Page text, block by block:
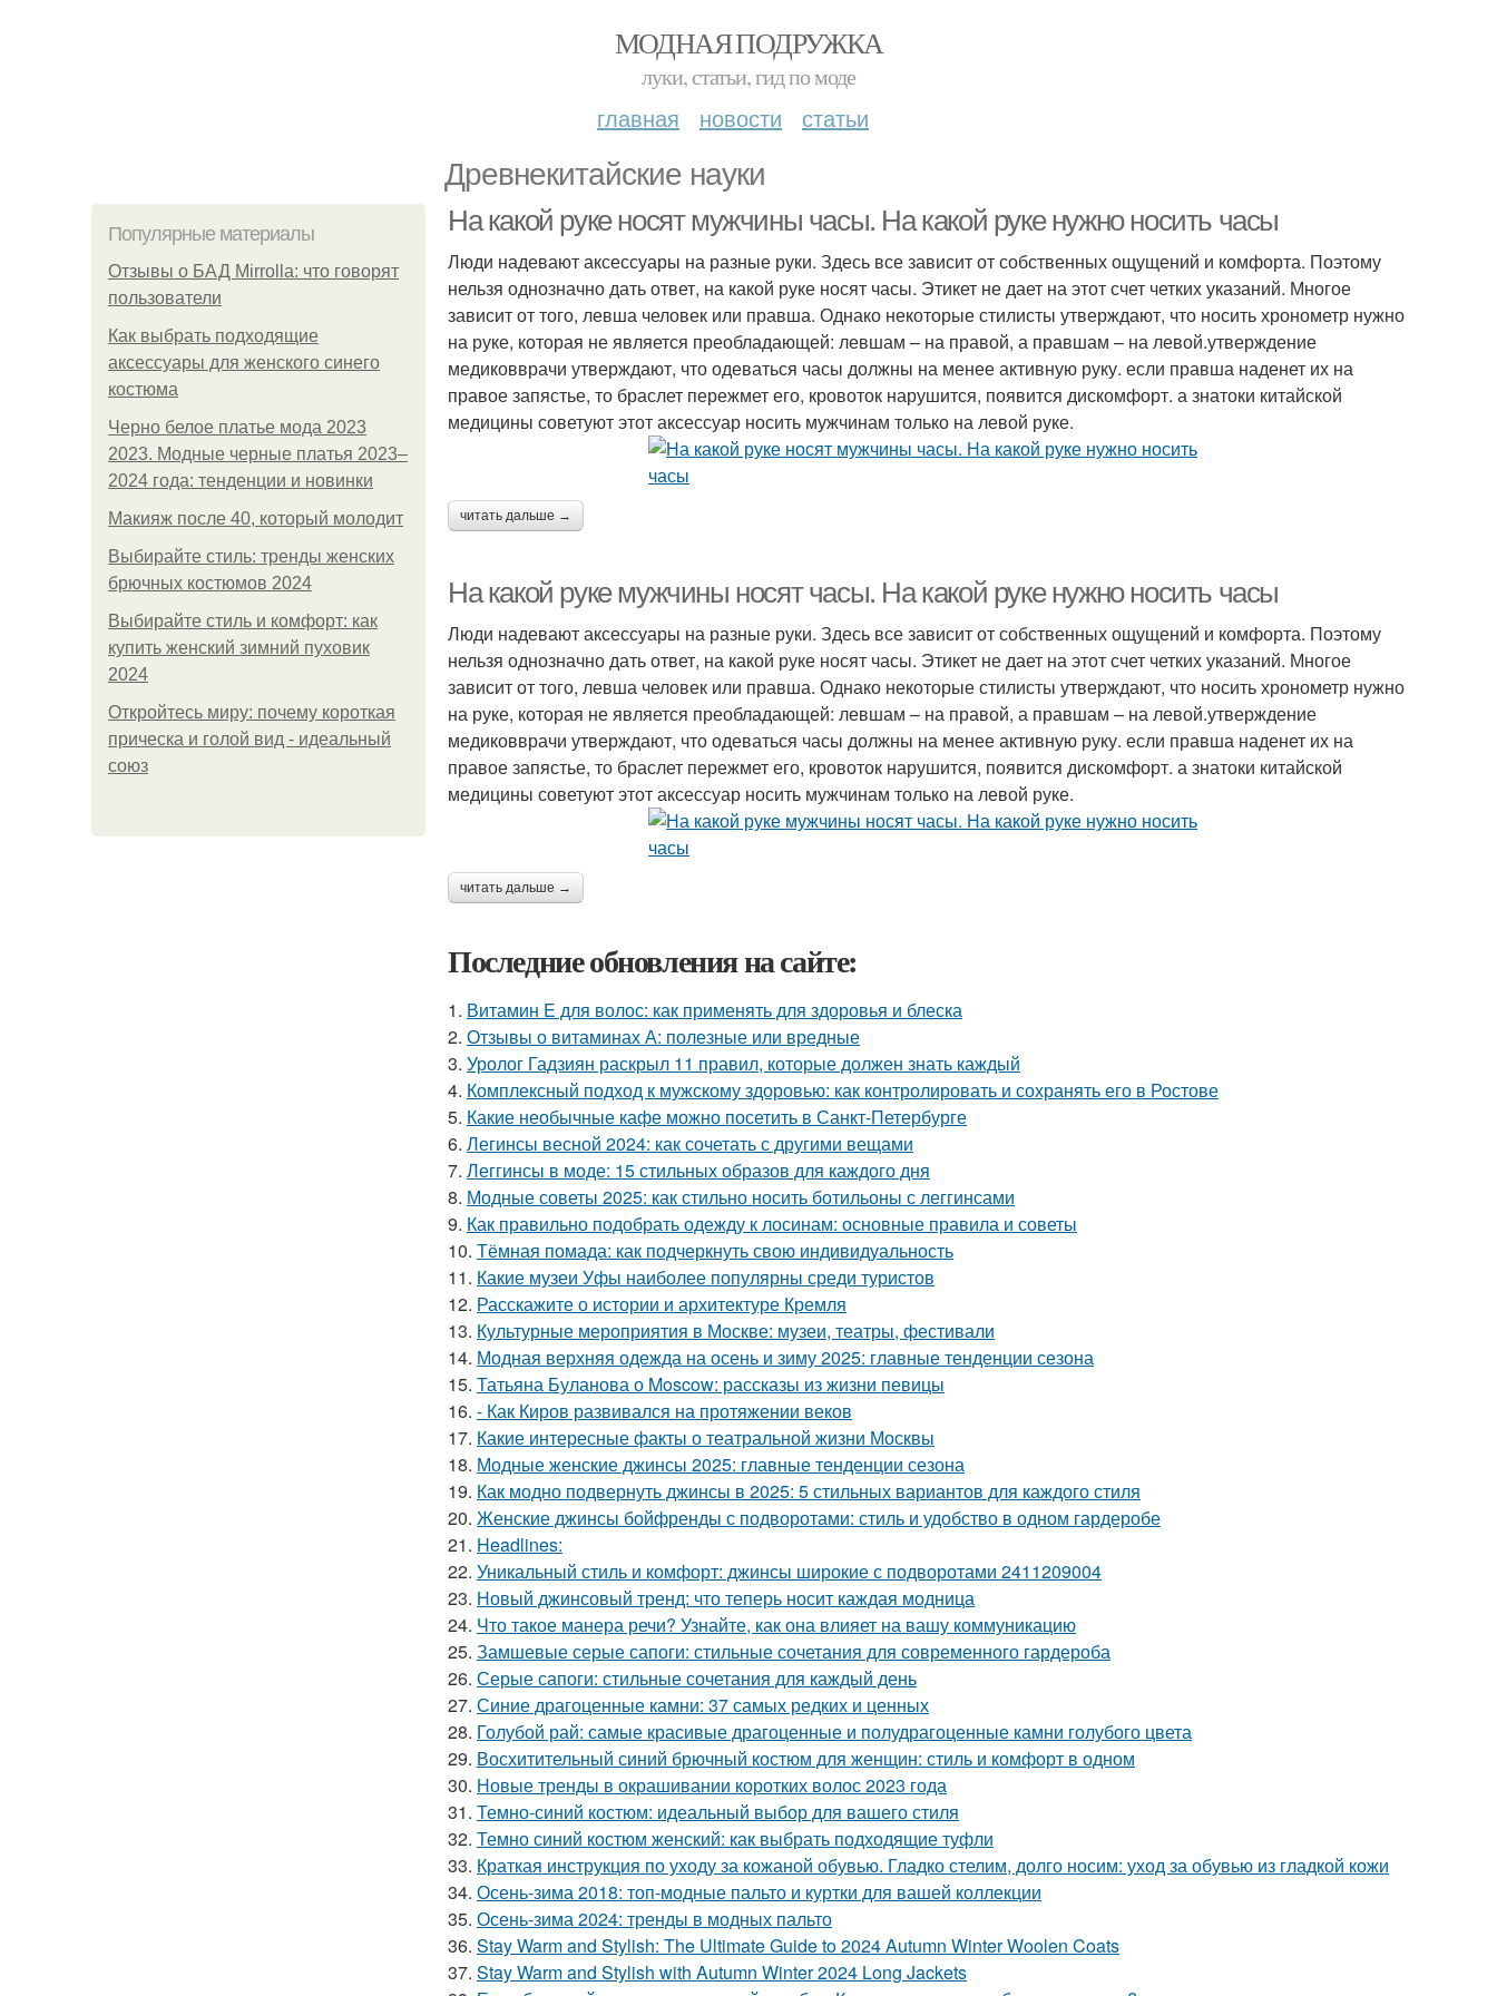
МОДНАЯ ПОДРУЖКА
луки, статьи, гид по моде
главная новости статьи
Древнекитайские науки
Популярные материалы
Отзывы о БАД Mirrolla: что говорят
пользователи
Как выбрать подходящие
аксессуары для женского синего
костюма
Черно белое платье мода 2023
2023. Модные черные платья 2023–
2024 года: тенденции и новинки
Макияж после 40, который молодит
Выбирайте стиль: тренды женских
брючных костюмов 2024
Выбирайте стиль и комфорт: как
купить женский зимний пуховик
2024
Откройтесь миру: почему короткая
прическа и голой вид - идеальный
союз
На какой руке носят мужчины часы. На какой руке нужно носить часы
Люди надевают аксессуары на разные руки. Здесь все зависит от собственных ощущений и комфорта. Поэтому
нельзя однозначно дать ответ, на какой руке носят часы. Этикет не дает на этот счет четких указаний. Многое
зависит от того, левша человек или правша. Однако некоторые стилисты утверждают, что носить хронометр нужно
на руке, которая не является преобладающей: левшам – на правой, а правшам – на левой.утверждение
медиковврачи утверждают, что одеваться часы должны на менее активную руку. если правша наденет их на
правое запястье, то браслет пережмет его, кровоток нарушится, появится дискомфорт. а знатоки китайской
медицины советуют этот аксессуар носить мужчинам только на левой руке.
читать дальше →
На какой руке мужчины носят часы. На какой руке нужно носить часы
Люди надевают аксессуары на разные руки. Здесь все зависит от собственных ощущений и комфорта. Поэтому
нельзя однозначно дать ответ, на какой руке носят часы. Этикет не дает на этот счет четких указаний. Многое
зависит от того, левша человек или правша. Однако некоторые стилисты утверждают, что носить хронометр нужно
на руке, которая не является преобладающей: левшам – на правой, а правшам – на левой.утверждение
медиковврачи утверждают, что одеваться часы должны на менее активную руку. если правша наденет их на
правое запястье, то браслет пережмет его, кровоток нарушится, появится дискомфорт. а знатоки китайской
медицины советуют этот аксессуар носить мужчинам только на левой руке.
читать дальше →
Последние обновления на сайте:
1. Витамин E для волос: как применять для здоровья и блеска
2. Отзывы о витаминах А: полезные или вредные
3. Уролог Гадзиян раскрыл 11 правил, которые должен знать каждый
4. Комплексный подход к мужскому здоровью: как контролировать и сохранять его в Ростове
5. Какие необычные кафе можно посетить в Санкт-Петербурге
6. Легинсы весной 2024: как сочетать с другими вещами
7. Леггинсы в моде: 15 стильных образов для каждого дня
8. Модные советы 2025: как стильно носить ботильоны с леггинсами
9. Как правильно подобрать одежду к лосинам: основные правила и советы
10. Тёмная помада: как подчеркнуть свою индивидуальность
11. Какие музеи Уфы наиболее популярны среди туристов
12. Расскажите о истории и архитектуре Кремля
13. Культурные мероприятия в Москве: музеи, театры, фестивали
14. Модная верхняя одежда на осень и зиму 2025: главные тенденции сезона
15. Татьяна Буланова о Moscow: рассказы из жизни певицы
16. - Как Киров развивался на протяжении веков
17. Какие интересные факты о театральной жизни Москвы
18. Модные женские джинсы 2025: главные тенденции сезона
19. Как модно подвернуть джинсы в 2025: 5 стильных вариантов для каждого стиля
20. Женские джинсы бойфренды с подворотами: стиль и удобство в одном гардеробе
21. Headlines:
22. Уникальный стиль и комфорт: джинсы широкие с подворотами 2411209004
23. Новый джинсовый тренд: что теперь носит каждая модница
24. Что такое манера речи? Узнайте, как она влияет на вашу коммуникацию
25. Замшевые серые сапоги: стильные сочетания для современного гардероба
26. Серые сапоги: стильные сочетания для каждый день
27. Синие драгоценные камни: 37 самых редких и ценных
28. Голубой рай: самые красивые драгоценные и полудрагоценные камни голубого цвета
29. Восхитительный синий брючный костюм для женщин: стиль и комфорт в одном
30. Новые тренды в окрашивании коротких волос 2023 года
31. Темно-синий костюм: идеальный выбор для вашего стиля
32. Темно синий костюм женский: как выбрать подходящие туфли
33. Краткая инструкция по уходу за кожаной обувью. Гладко стелим, долго носим: уход за обувью из гладкой кожи
34. Осень-зима 2018: топ-модные пальто и куртки для вашей коллекции
35. Осень-зима 2024: тренды в модных пальто
36. Stay Warm and Stylish: The Ultimate Guide to 2024 Autumn Winter Woolen Coats
37. Stay Warm and Stylish with Autumn Winter 2024 Long Jackets